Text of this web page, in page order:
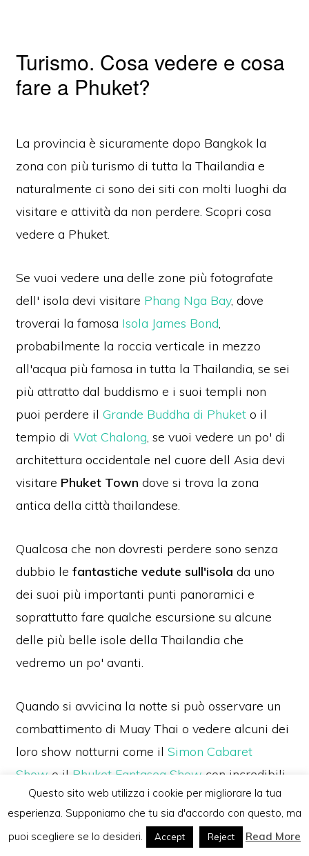
Turismo. Cosa vedere e cosa
fare a Phuket?
La provincia è sicuramente dopo Bangkok la
zona con più turismo di tutta la Thailandia e
naturalmente ci sono dei siti con molti luoghi da
visitare e attività da non perdere. Scopri cosa
vedere a Phuket.
Se vuoi vedere una delle zone più fotografate
dell' isola devi visitare Phang Nga Bay, dove
troverai la famosa Isola James Bond,
probabilmente la roccia verticale in mezzo
all'acqua più famosa in tutta la Thailandia, se sei
più attratto dal buddismo e i suoi templi non
puoi perdere ilGrande Buddha di Phuket o il
tempio diWat Chalong, se vuoi vedere un po' di
architettura occidentale nel cuore dell Asia devi
visitare Phuket Town dove si trova la zona
antica della città thailandese.
Qualcosa che non dovresti perdere sono senza
dubbio lefantastiche vedute sull'isolada uno
dei suoi più importanti punti panoramici e
soprattutto fare qualche escursione su alcune
delle più belle isole della Thailandia che
vedremo un po' avanti.
Quando si avvicina la notte si può osservare un
combattimento di Muay Thai o vedere alcuni dei
loro show notturni come ilSimon Cabaret
Show o il Phuket Fantasea Show con incredibili
messe in scena di cui ti innamorerai e che di
solito sono impersonate da ladyboys, se ancora ti
rimane la voglia di far festa non dovresti perdere
Questo sito web utilizza i cookie per migliorare la tua
esperienza. Supponiamo che tu sia d'accordo con questo, ma
puoi scegliere se lo desideri.
Accept Reject Read More